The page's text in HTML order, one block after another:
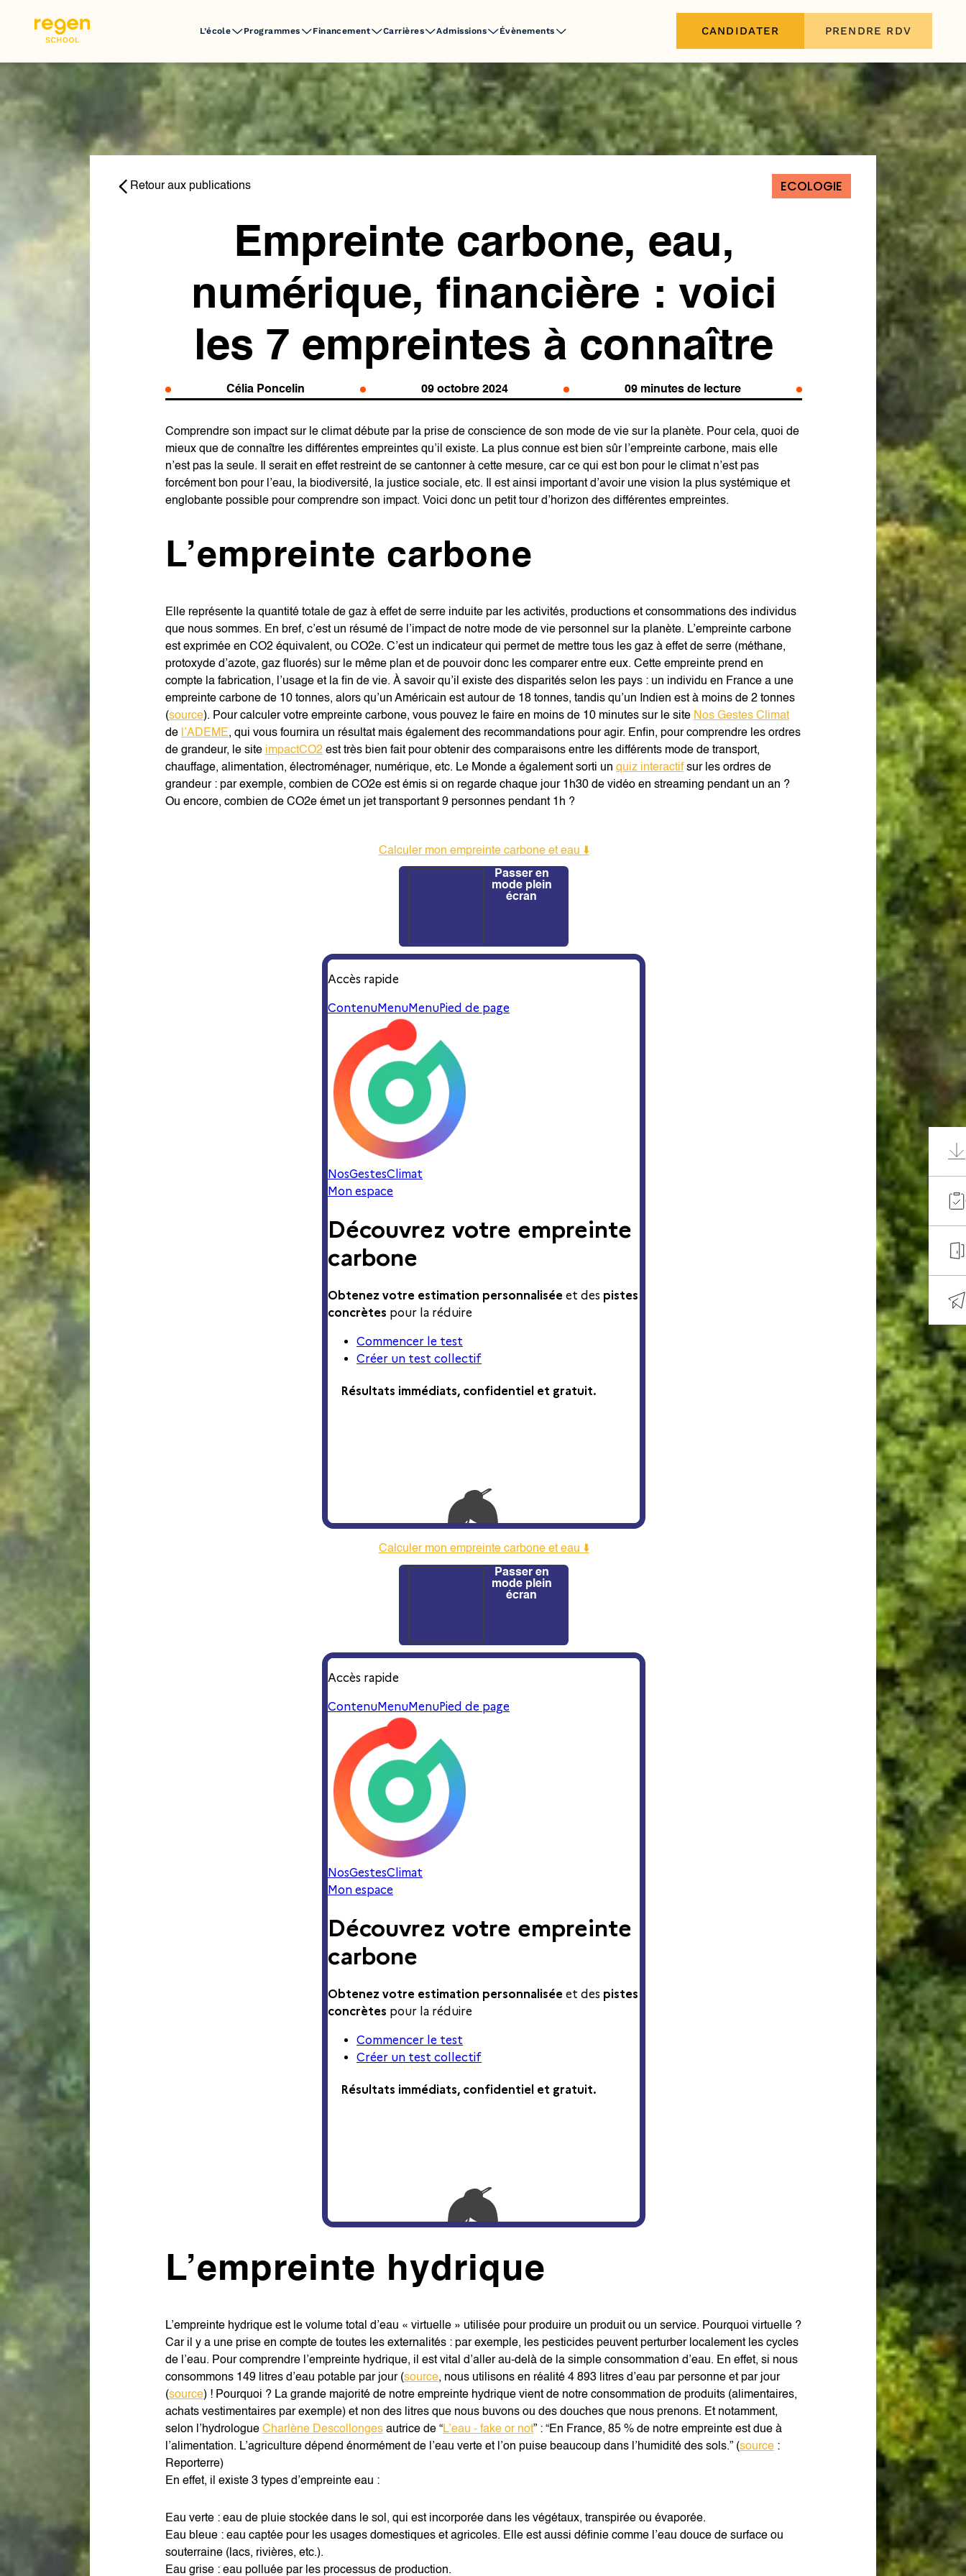
L’école Programmes Financement Carrières Admissions Évènements CANDIDATER PRENDRE RDV
Retour aux publications ECOLOGIE
Empreinte carbone, eau,
numérique, financière : voici
les 7 empreintes à connaître
Célia Poncelin 09 octobre 2024 09 minutes de lecture
Comprendre son impact sur le climat débute par la prise de conscience de son mode de vie sur la planète. Pour cela, quoi de
mieux que de connaître les différentes empreintes qu’il existe. La plus connue est bien sûr l’empreinte carbone, mais elle
n’est pas la seule. Il serait en effet restreint de se cantonner à cette mesure, car ce qui est bon pour le climat n’est pas
forcément bon pour l’eau, la biodiversité, la justice sociale, etc. Il est ainsi important d’avoir une vision la plus systémique et
englobante possible pour comprendre son impact. Voici donc un petit tour d’horizon des différentes empreintes.
L’empreinte carbone
Elle représente la quantité totale de gaz à effet de serre induite par les activités, productions et consommations des individus
que nous sommes. En bref, c’est un résumé de l’impact de notre mode de vie personnel sur la planète. L’empreinte carbone
est exprimée en CO2 équivalent, ou CO2e. C’est un indicateur qui permet de mettre tous les gaz à effet de serre (méthane,
protoxyde d’azote, gaz fluorés) sur le même plan et de pouvoir donc les comparer entre eux. Cette empreinte prend en
compte la fabrication, l’usage et la fin de vie. À savoir qu’il existe des disparités selon les pays : un individu en France a une
empreinte carbone de 10 tonnes, alors qu’un Américain est autour de 18 tonnes, tandis qu’un Indien est à moins de 2 tonnes
(source). Pour calculer votre empreinte carbone, vous pouvez le faire en moins de 10 minutes sur le site Nos Gestes Climat
de l’ADEME, qui vous fournira un résultat mais également des recommandations pour agir. Enfin, pour comprendre les ordres
de grandeur, le site impactCO2 est très bien fait pour obtenir des comparaisons entre les différents mode de transport,
chauffage, alimentation, électroménager, numérique, etc. Le Monde a également sorti un quiz interactifsur les ordres de
grandeur : par exemple, combien de CO2e est émis si on regarde chaque jour 1h30 de vidéo en streaming pendant un an ?
Ou encore, combien de CO2e émet un jet transportant 9 personnes pendant 1h ?
Calculer mon empreinte carbone et eau ⬇️
Passer en
mode plein
écran
Calculer mon empreinte carbone et eau ⬇️
Passer en
mode plein
écran
L’empreinte hydrique
L’empreinte hydrique est le volume total d’eau « virtuelle » utilisée pour produire un produit ou un service. Pourquoi virtuelle ?
Car il y a une prise en compte de toutes les externalités : par exemple, les pesticides peuvent perturber localement les cycles
de l’eau. Pour comprendre l’empreinte hydrique, il est vital d’aller au-delà de la simple consommation d’eau. En effet, si nous
consommons 149 litres d’eau potable par jour (source, nous utilisons en réalité 4 893 litres d’eau par personne et par jour
(source) ! Pourquoi ? La grande majorité de notre empreinte hydrique vient de notre consommation de produits (alimentaires,
achats vestimentaires par exemple) et non des litres que nous buvons ou des douches que nous prenons. Et notamment,
selon l’hydrologue Charlène Descollonges autrice de “L’eau - fake or not” : “En France, 85 % de notre empreinte est due à
l’alimentation. L’agriculture dépend énormément de l’eau verte et l’on puise beaucoup dans l’humidité des sols.” (source :
Reporterre)
En effet, il existe 3 types d’empreinte eau :
Eau verte : eau de pluie stockée dans le sol, qui est incorporée dans les végétaux, transpirée ou évaporée.
Eau bleue : eau captée pour les usages domestiques et agricoles. Elle est aussi définie comme l’eau douce de surface ou
souterraine (lacs, rivières, etc.).
Eau grise : eau polluée par les processus de production.